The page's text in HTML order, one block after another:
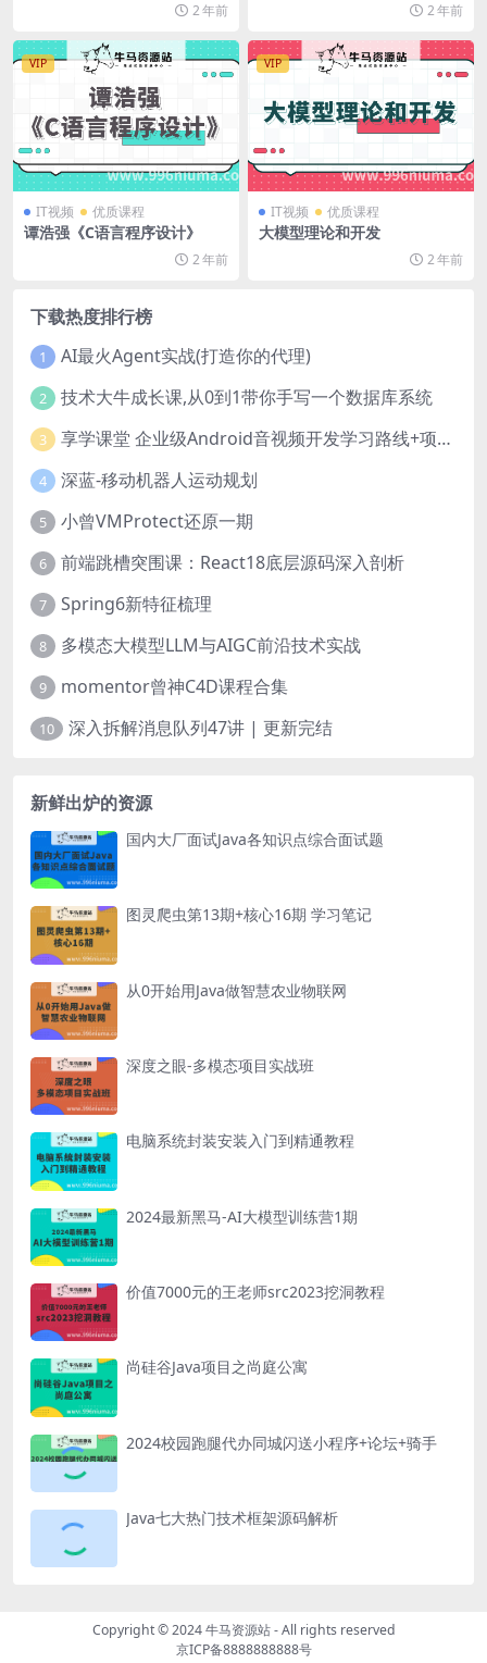
2 年前 2 年前
VIP
IT视频 优质课程
谭浩强《C语言程序设计》
2 年前
VIP
IT视频 优质课程
大模型理论和开发
2 年前
下载热度排行榜
1 AI最火Agent实战(打造你的代理)
2 技术大牛成长课,从0到1带你手写一个数据库系统
3 享学课堂 企业级Android音视频开发学习路线+项目实战（附源码）
4 深蓝-移动机器人运动规划
5 小曾VMProtect还原一期
6 前端跳槽突围课：React18底层源码深入剖析
7 Spring6新特征梳理
8 多模态大模型LLM与AIGC前沿技术实战
9 momentor曾神C4D课程合集
10 深入拆解消息队列47讲 | 更新完结
新鲜出炉的资源
国内大厂面试Java各知识点综合面试题
图灵爬虫第13期+核心16期 学习笔记
从0开始用Java做智慧农业物联网
深度之眼-多模态项目实战班
电脑系统封装安装入门到精通教程
2024最新黑马-AI大模型训练营1期
价值7000元的王老师src2023挖洞教程
尚硅谷Java项目之尚庭公寓
2024校园跑腿代办同城闪送小程序+论坛+骑手
Java七大热门技术框架源码解析
Copyright © 2024牛马资源站- All rights reserved
京ICP备8888888888号